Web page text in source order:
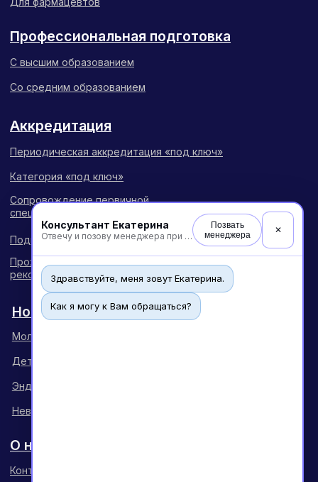
Консультант Екатерина
Отвечу и позову менеджера при необходимости
Позвать
менеджера
✕
Здравствуйте, меня зовут Екатерина.
Как я могу к Вам обращаться?